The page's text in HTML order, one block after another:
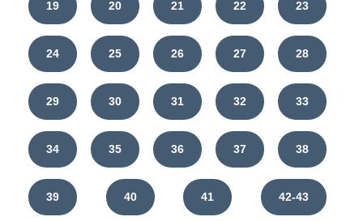
19 20 21 22 23
24 25 26 27 28
29 30 31 32 33
34 35 36 37 38
39 40 41 42-43